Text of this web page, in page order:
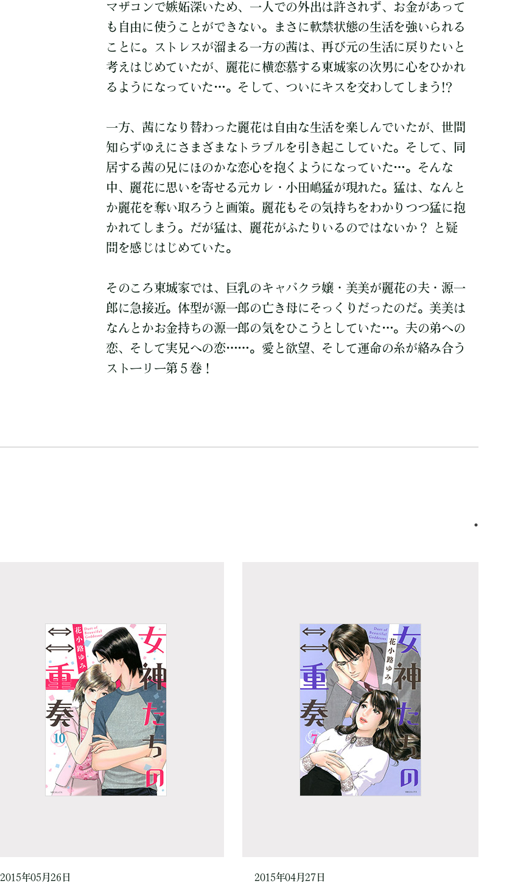
マザコンで嫉妬深いため、一人での外出は許されず、お金があって
も自由に使うことができない。まさに軟禁状態の生活を強いられる
ことに。ストレスが溜まる一方の茜は、再び元の生活に戻りたいと
考えはじめていたが、麗花に横恋慕する東城家の次男に心をひかれ
るようになっていた…。そして、ついにキスを交わしてしまう!?
一方、茜になり替わった麗花は自由な生活を楽しんでいたが、世間
知らずゆえにさまざまなトラブルを引き起こしていた。そして、同
居する茜の兄にほのかな恋心を抱くようになっていた…。そんな
中、麗花に思いを寄せる元カレ・小田嶋猛が現れた。猛は、なんと
か麗花を奪い取ろうと画策。麗花もその気持ちをわかりつつ猛に抱
かれてしまう。だが猛は、麗花がふたりいるのではないか？ と疑
問を感じはじめていた。
そのころ東城家では、巨乳のキャバクラ嬢・美美が麗花の夫・源一
郎に急接近。体型が源一郎の亡き母にそっくりだったのだ。美美は
なんとかお金持ちの源一郎の気をひこうとしていた…。夫の弟への
恋、そして実兄への恋……。愛と欲望、そして運命の糸が絡み合う
ストーリー第５巻！
2015年05月26日 2015年04月27日